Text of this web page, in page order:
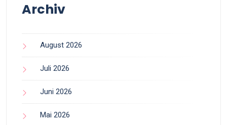
Archiv
August 2026
Juli 2026
Juni 2026
Mai 2026